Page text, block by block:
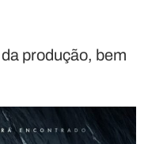
produção, bem